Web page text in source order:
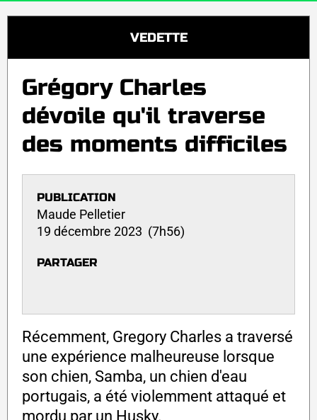
VEDETTE
Grégory Charles
dévoile qu'il traverse
des moments difficiles
PUBLICATION
Maude Pelletier
19 décembre 2023 (7h56)
PARTAGER
Récemment, Gregory Charles a traversé
une expérience malheureuse lorsque
son chien, Samba, un chien d'eau
portugais, a été violemment attaqué et
mordu par un Husky.